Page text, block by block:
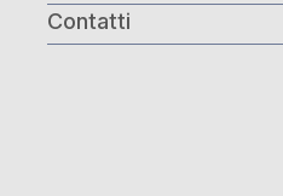
Contatti